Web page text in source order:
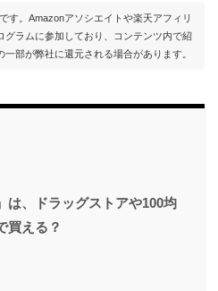
す。Amazonアソシエイトや楽天アフィリ
グラムに参加しており、コンテンツ内で紹
部が弊社に還元される場合があります。
は、ドラッグストアや100均
買える？